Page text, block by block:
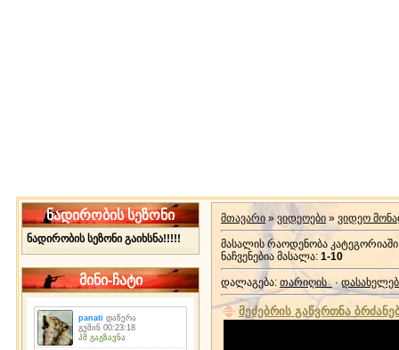
ნადირობის სეზონი
ნადირობის სეზონი გაიხსნა!!!!!
მინი-ჩატი
მთავარი » ვიდეოები » ვიდეო
მასალის რაოდენობა კატეგორიაში
ნაჩვენებია მასალა: 1-10
დალაგება: თარიღის ·
მეძებრის გაწვრთნა